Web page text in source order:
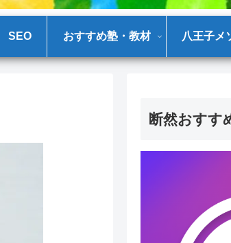
SEO おすすめ塾・教材 八王子メ
断然おすす